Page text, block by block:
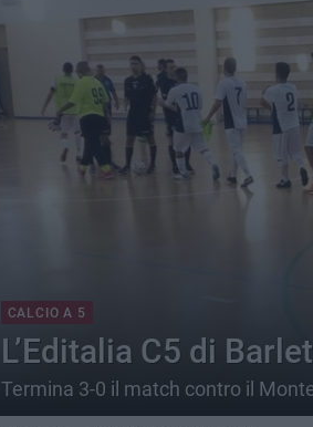
CALCIO A 5
L’Editalia C5 di
Termina 3-0 il match contro il